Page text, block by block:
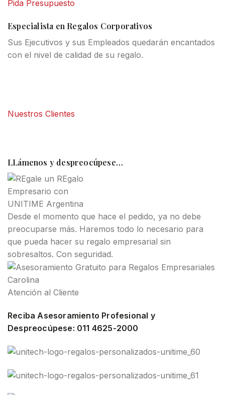
Pida Presupuesto
Especialista en Regalos Corporativos
Sus Ejecutivos y sus Empleados quedarán encantados
con el nivel de calidad de su regalo.
Nuestros Clientes
LLámenos y despreocúpese…
Desde el momento que hace el pedido, ya no debe
preocuparse más. Haremos todo lo necesario para
que pueda hacer su regalo empresarial sin
sobresaltos. Con seguridad.
Carolina
Atención al Cliente
Reciba Asesoramiento Profesional y
Despreocúpese: 011 4625-2000